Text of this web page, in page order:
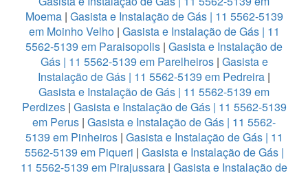
Moema| Gasista e Instalação de Gás | 11 5562-5139
em Moinho Velho | Gasista e Instalação de Gás | 11
5562-5139 em Paraisopolis | Gasista e Instalação de
Gás | 11 5562-5139 em Parelheiros| Gasista e
Instalação de Gás | 11 5562-5139 em Pedreira |
Gasista e Instalação de Gás | 11 5562-5139 em
Perdizes| Gasista e Instalação de Gás | 11 5562-5139
em Perus | Gasista e Instalação de Gás | 11 5562-
5139 em Pinheiros| Gasista e Instalação de Gás | 11
5562-5139 em Piqueri | Gasista e Instalação de Gás |
11 5562-5139 em Pirajussara | Gasista e Instalação de